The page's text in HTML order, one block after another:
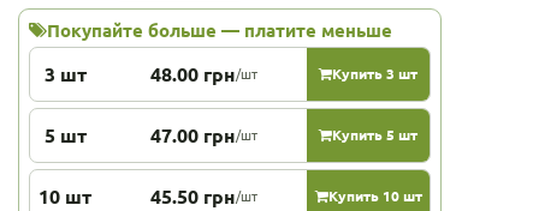
Покупайте больше — платите меньше
3 шт 48.00 грн/шт Купить 3 шт
5 шт 47.00 грн/шт Купить 5 шт
10 шт 45.50 грн/шт Купить 10 шт